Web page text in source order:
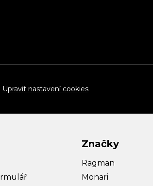
Upravit nastavení cookies
Značky
Ragman
Monari